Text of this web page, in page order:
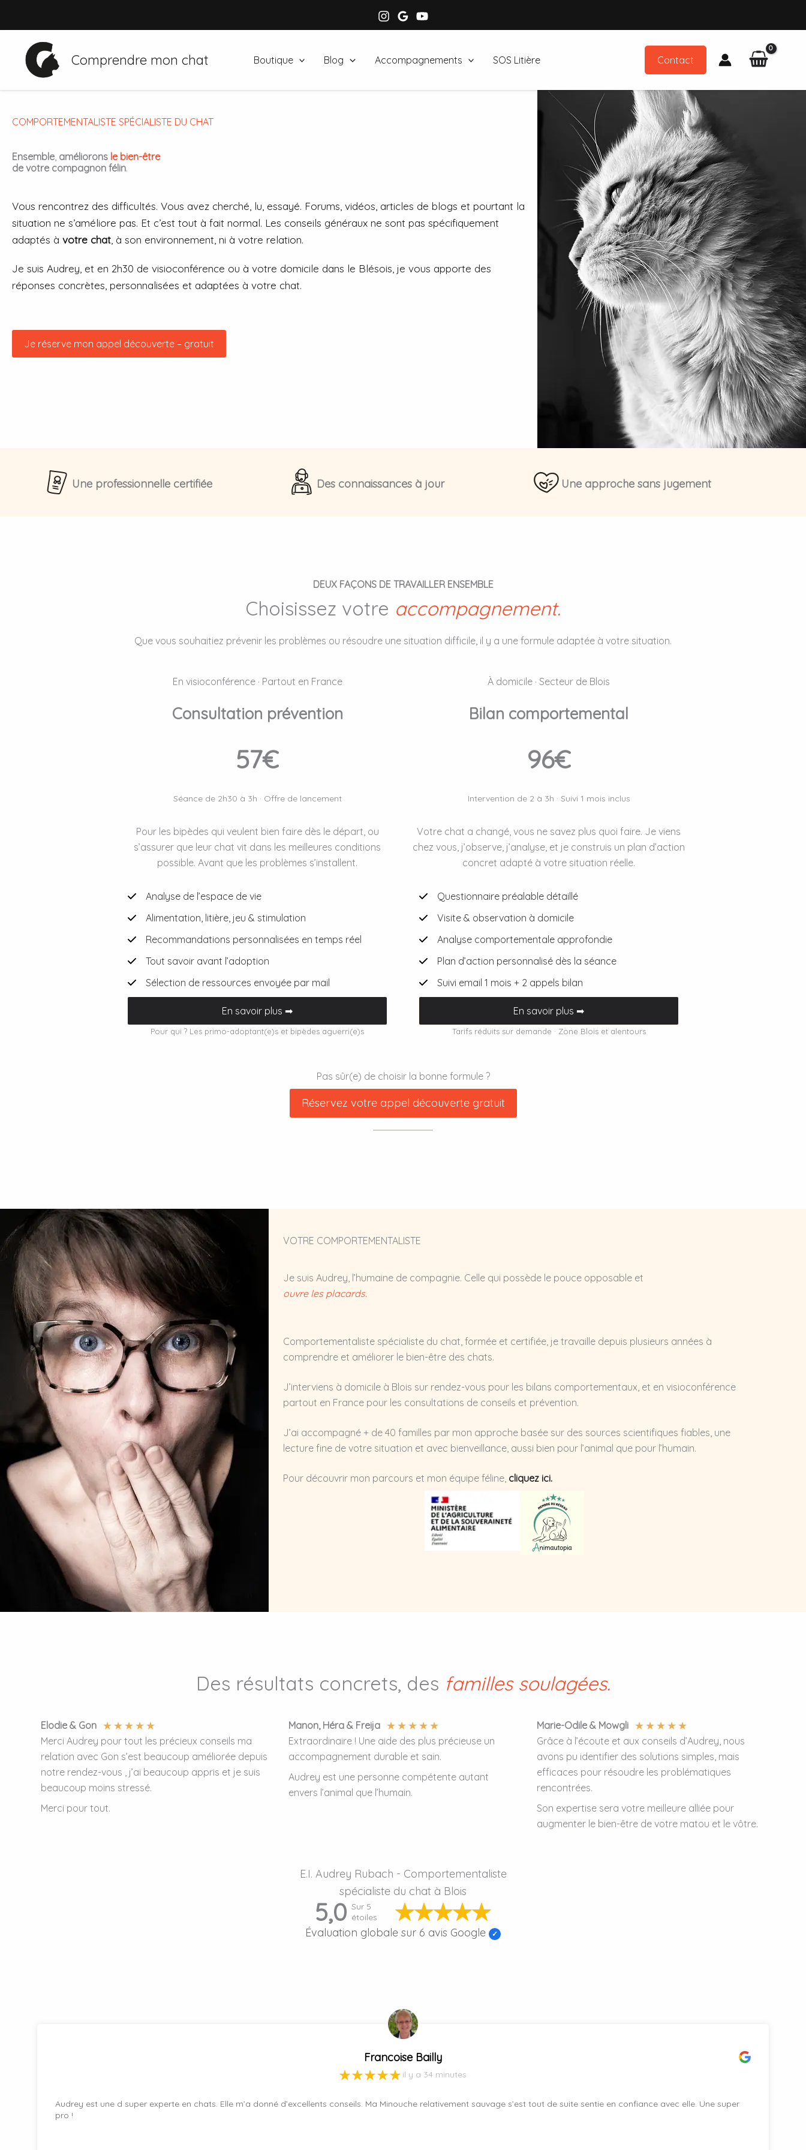
Comprendre mon chat Boutique Blog Accompagnements SOS Litière Contact
COMPORTEMENTALISTE SPÉCIALISTE DU CHAT
Ensemble, améliorons le bien-être
de votre compagnon félin.
Vous rencontrez des difficultés. Vous avez cherché, lu, essayé. Forums, vidéos, articles de blogs et pourtant la
situation ne s’améliore pas. Et c’est tout à fait normal. Les conseils généraux ne sont pas spécifiquement
adaptés à votre chat , à son environnement, ni à votre relation.
Je suis Audrey, et en 2h30 de visioconférence ou à votre domicile dans le Blésois, je vous apporte des
réponses concrètes, personnalisées et adaptées à votre chat.
Je réserve mon appel découverte – gratuit
Une professionnelle certifiée Des connaissances à jour Une approche sans jugement
DEUX FAÇONS DE TRAVAILLER ENSEMBLE
Choisissez votre accompagnement.
Que vous souhaitiez prévenir les problèmes ou résoudre une situation difficile, il y a une formule adaptée à votre situation.
En visioconférence · Partout en France
Consultation prévention
57€
Séance de 2h30 à 3h · Offre de lancement
Pour les bipèdes qui veulent bien faire dès le départ, ou
s’assurer que leur chat vit dans les meilleures conditions
possible. Avant que les problèmes s’installent.
Analyse de l’espace de vie
Alimentation, litière, jeu & stimulation
Recommandations personnalisées en temps réel
Tout savoir avant l’adoption
Sélection de ressources envoyée par mail
En savoir plus ➡
Pour qui ? Les primo-adoptant(e)s et bipèdes aguerri(e)s
À domicile · Secteur de Blois
Bilan comportemental
96€
Intervention de 2 à 3h · Suivi 1 mois inclus
Votre chat a changé, vous ne savez plus quoi faire. Je viens
chez vous, j’observe, j’analyse, et je construis un plan d’action
concret adapté à votre situation réelle.
Questionnaire préalable détaillé
Visite & observation à domicile
Analyse comportementale approfondie
Plan d’action personnalisé dès la séance
Suivi email 1 mois + 2 appels bilan
En savoir plus ➡
Tarifs réduits sur demande · Zone Blois et alentours
Pas sûr(e) de choisir la bonne formule ?
Réservez votre appel découverte gratuit
VOTRE COMPORTEMENTALISTE
Je suis Audrey, l’humaine de compagnie. Celle qui possède le pouce opposable et
ouvre les placards.
Comportementaliste spécialiste du chat, formée et certifiée, je travaille depuis plusieurs années à
comprendre et améliorer le bien-être des chats.
J’interviens à domicile à Blois sur rendez-vous pour les bilans comportementaux, et en visioconférence
partout en France pour les consultations de conseils et prévention.
J’ai accompagné + de 40 familles par mon approche basée sur des sources scientifiques fiables, une
lecture fine de votre situation et avec bienveillance, aussi bien pour l’animal que pour l’humain.
Pour découvrir mon parcours et mon équipe féline, cliquez ici.
Des résultats concrets, des familles soulagées.
Elodie & Gon ★★★★★
Merci Audrey pour tout les précieux conseils ma
relation avec Gon s’est beaucoup améliorée depuis
notre rendez-vous , j’ai beaucoup appris et je suis
beaucoup moins stressé.
Merci pour tout.
Manon, Héra & Freija ★★★★★
Extraordinaire ! Une aide des plus précieuse un
accompagnement durable et sain.
Audrey est une personne compétente autant
envers l’animal que l’humain.
Marie-Odile & Mowgli ★★★★★
Grâce à l’écoute et aux conseils d’Audrey, nous
avons pu identifier des solutions simples, mais
efficaces pour résoudre les problématiques
rencontrées.
Son expertise sera votre meilleure alliée pour
augmenter le bien-être de votre matou et le vôtre.
E.I. Audrey Rubach - Comportementaliste
spécialiste du chat à Blois
5,0 Sur 5
étoiles
Évaluation globale sur 6 avis Google
Francoise Bailly
il y a 34 minutes
Audrey est une d super experte en chats. Elle m’a donné d’excellents conseils. Ma Minouche relativement sauvage s’est tout de suite sentie en confiance avec elle. Une super
pro !